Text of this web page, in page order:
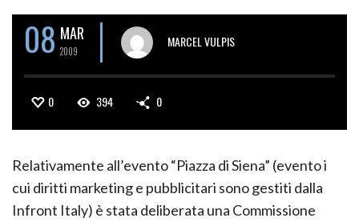
08 MAR
2009
MARCEL VULPIS
0 394 0
Relativamente all’evento “Piazza di Siena” (evento i
cui diritti marketing e pubblicitari sono gestiti dalla
Infront Italy) è stata deliberata una Commissione